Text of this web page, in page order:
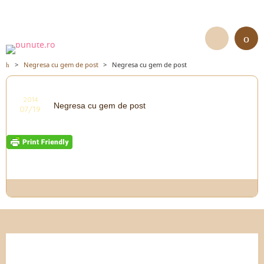
> Negresa cu gem de post > Negresa cu gem de post
2014
07/19 Negresa cu gem de post